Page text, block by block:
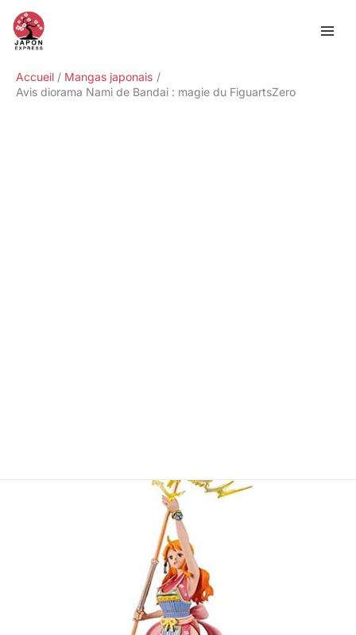
contenu
Accueil
Mangas japonais
Avis diorama Nami de Bandai : magie du FiguartsZero
Rechercher